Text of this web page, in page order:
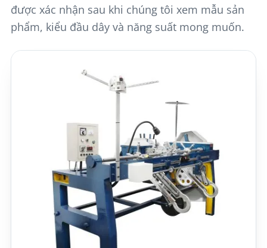
được xác nhận sau khi chúng tôi xem mẫu sản
phẩm, kiểu đầu dây và năng suất mong muốn.